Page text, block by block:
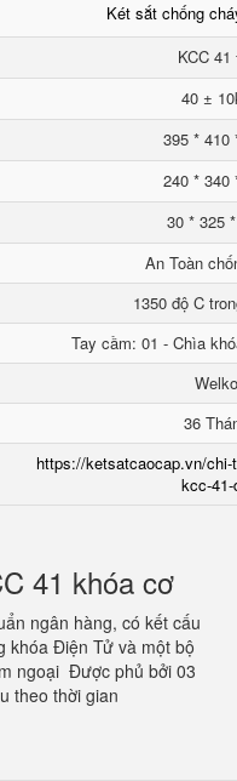
Két sắt chống
KCC
40 ±
395 * 410
240 * 340
30 * 325
An Toàn
1350 độ C
Tay cầm: 01 - Chìa
Welko
36
https://ketsatcaocap.vn/
kcc-
41 khóa cơ
ngân hàng, có kết cấu
khóa Điện Tử và một bộ
ngoại Được phủ bởi 03
theo thời gian